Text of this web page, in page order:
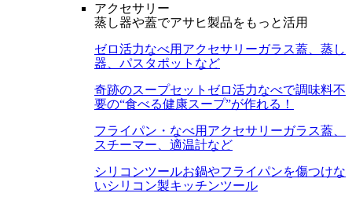
アクセサリー
蒸し器や蓋でアサヒ製品をもっと活用
ゼロ活力なべ用アクセサリーガラス蓋、蒸し
器、パスタポットなど
奇跡のスープセット ゼロ活力なべで調味料不
要の“食べる健康スープ”が作れる！
フライパン・なべ用アクセサリーガラス蓋、
スチーマー、適温計など
シリコンツールお鍋やフライパンを傷つけな
いシリコン製キッチンツール